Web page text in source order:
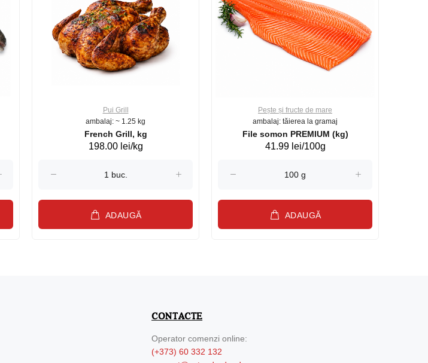
Pui Grill
ambalaj: ~ 1.25 kg
French Grill, kg
198.00 lei/kg
ADAUGĂ
Pește și fructe de mare
ambalaj: tăierea la gramaj
File somon PREMIUM (kg)
41.99 lei/100g
ADAUGĂ
CONTACTE
Operator comenzi online:
(+373) 60 332 132